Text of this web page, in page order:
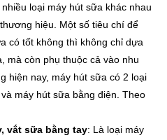
loại máy hút sữa khác nhau
hiệu. Một số tiêu chí để
có tốt không thì không chỉ dựa
mà còn phụ thuộc cả vào nhu
hiện nay, máy hút sữa có 2 loại
máy hút sữa bằng điện. Theo
vắt sữa bằng tay: Là loại máy